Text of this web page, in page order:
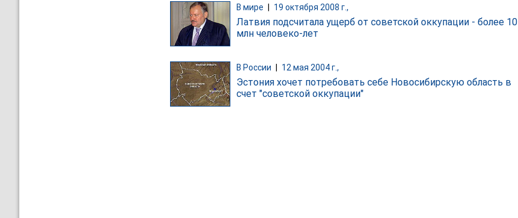
В мире 19 октября 2008 г.,
Латвия подсчитала ущерб от советской оккупации - более 10
млн человеко-лет
В России 12 мая 2004 г.,
Эстония хочет потребовать себе Новосибирскую область в
счет "советской оккупации"